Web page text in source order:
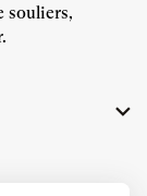
souliers,